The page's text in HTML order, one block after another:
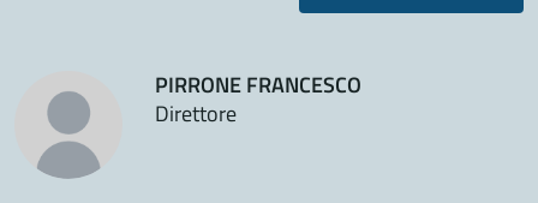
PIRRONE FRANCESCO
Direttore